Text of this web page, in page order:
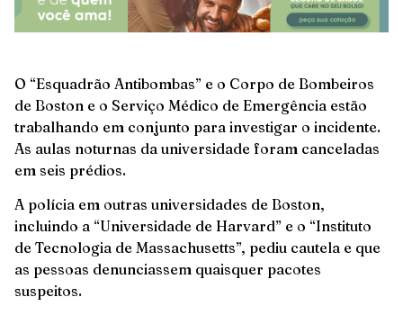
O “Esquadrão Antibombas” e o Corpo de Bombeiros
de Boston e o Serviço Médico de Emergência estão
trabalhando em conjunto para investigar o incidente.
As aulas noturnas da universidade foram canceladas
em seis prédios.
A polícia em outras universidades de Boston,
incluindo a “Universidade de Harvard” e o “Instituto
de Tecnologia de Massachusetts”, pediu cautela e que
as pessoas denunciassem quaisquer pacotes
suspeitos.